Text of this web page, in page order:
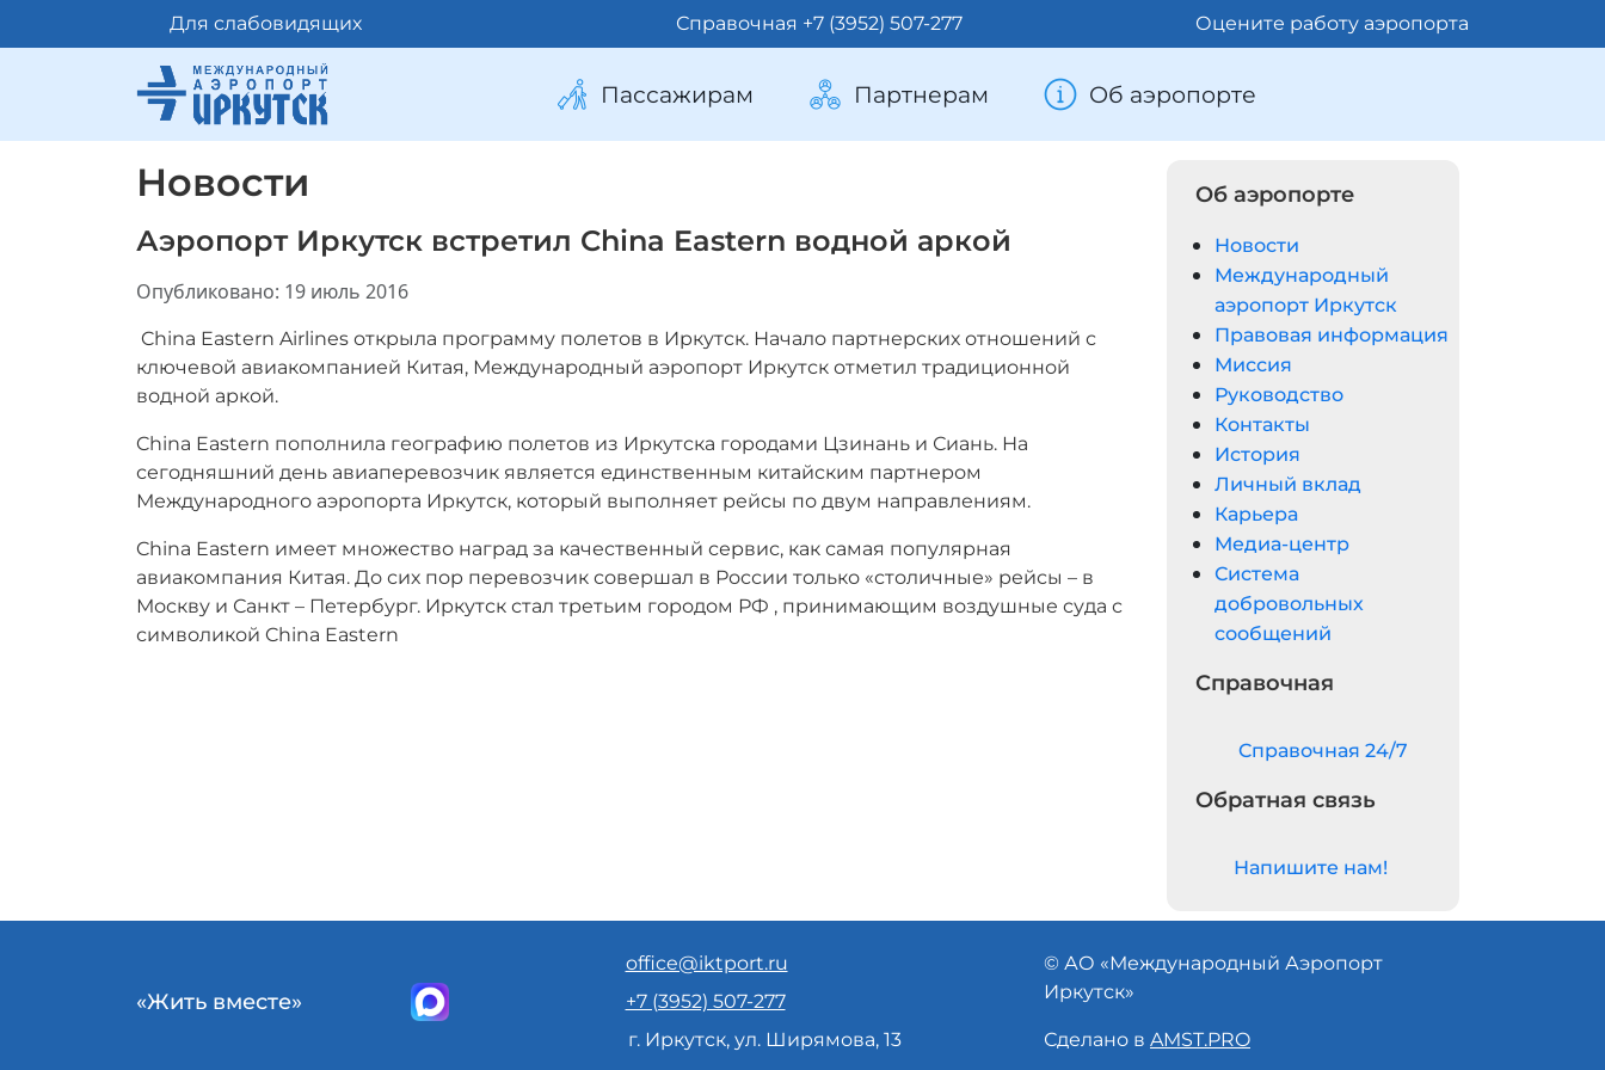
Для слабовидящих Справочная +7 (3952) 507-277 Оцените работу аэропорта
Пассажирам Партнерам Об аэропорте
Новости
Аэропорт Иркутск встретил China Eastern водной аркой
Информация о материале
Опубликовано: 19 июль 2016
China Eastern Airlines открыла программу полетов в Иркутск. Начало партнерских отношений с
ключевой авиакомпанией Китая, Международный аэропорт Иркутск отметил традиционной
водной аркой.
China Eastern пополнила географию полетов из Иркутска городами Цзинань и Сиань. На
сегодняшний день авиаперевозчик является единственным китайским партнером
Международного аэропорта Иркутск, который выполняет рейсы по двум направлениям.
China Eastern имеет множество наград за качественный сервис, как самая популярная
авиакомпания Китая. До сих пор перевозчик совершал в России только «столичные» рейсы – в
Москву и Санкт – Петербург. Иркутск стал третьим городом РФ , принимающим воздушные суда с
символикой China Eastern
Об аэропорте
Новости
Международный
аэропорт Иркутск
Правовая информация
Миссия
Руководство
Контакты
История
Личный вклад
Карьера
Медиа-центр
Система
добровольных
сообщений
Справочная
Cправочная 24/7
Обратная связь
Напишите нам!
«Жить вместе»
office@iktport.ru
+7 (3952) 507-277
г. Иркутск, ул. Ширямова, 13
© АО «Международный Аэропорт
Иркутск»
Сделано в AMST.PRO